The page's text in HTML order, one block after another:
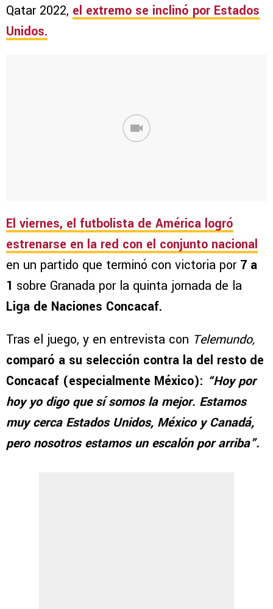
Qatar 2022, el extremo se inclinó por Estados
Unidos.
El viernes, el futbolista de América logró
estrenarse en la red con el conjunto nacional
en un partido que terminó con victoria por 7 a
1 sobre Granada por la quinta jornada de la
Liga de Naciones Concacaf.
Tras el juego, y en entrevista con Telemundo,
comparó a su selección contra la del resto de
Concacaf (especialmente México): “Hoy por
hoy yo digo que sí somos la mejor. Estamos
muy cerca Estados Unidos, México y Canadá,
pero nosotros estamos un escalón por arriba”.